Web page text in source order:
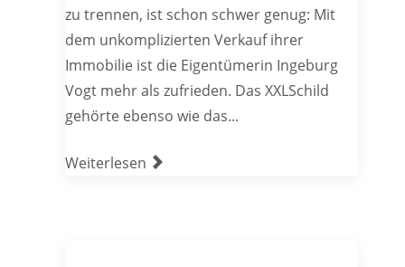
zu trennen, ist schon schwer genug: Mit
dem unkomplizierten Verkauf ihrer
Immobilie ist die Eigentümerin Ingeburg
Vogt mehr als zufrieden. Das XXLSchild
gehörte ebenso wie das...
Weiterlesen